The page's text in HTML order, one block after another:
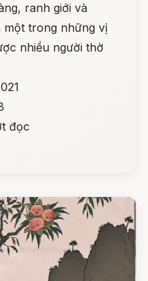
ranh giới và
một trong những vị
nhiều người thờ
đọc